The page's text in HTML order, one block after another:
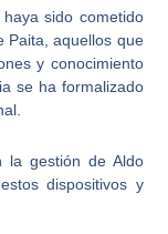
sido cometido
Paita, aquellos que
y conocimiento
se ha formalizado
la gestión de Aldo
dispositivos y